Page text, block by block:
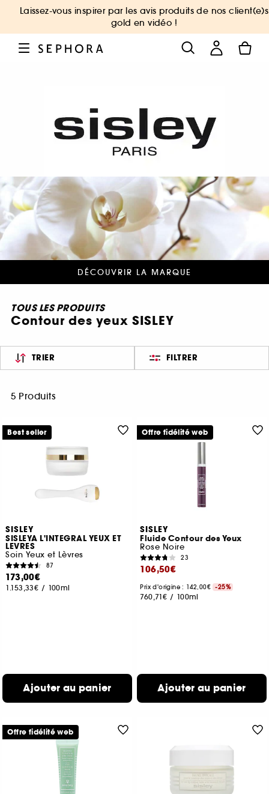
Laissez-vous inspirer par les avis produits de nos client(e)s
gold en vidéo !
DÉCOUVRIR LA MARQUE
TOUS LES PRODUITS
Contour des yeux SISLEY
TRIER FILTRER
5 Produits
SISLEY
SISLEYA L'INTEGRAL YEUX ET
LEVRES
Soin Yeux et Lèvres
87
173,00€
1.153,33€ / 100ml
Ajouter au panier
Best seller
SISLEY
Fluide Contour des Yeux
Rose Noire
23
106,50€
Prix d'origine : 142,00€ -25%
760,71€ / 100ml
Ajouter au panier
Offre fidélité web
Offre fidélité web